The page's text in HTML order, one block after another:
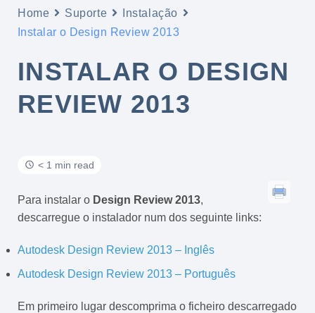
Home Suporte
Instalação
Instalar o Design Review 2013
INSTALAR O DESIGN
REVIEW 2013
< 1 min read
Para instalar o Design Review 2013,
descarregue o instalador num dos seguinte links:
Autodesk Design Review 2013 – Inglês
Autodesk Design Review 2013 – Português
Em primeiro lugar descomprima o ficheiro descarregado